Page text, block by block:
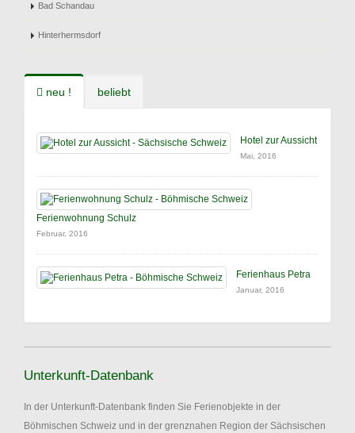
Bad Schandau
Hinterhermsdorf
neu ! beliebt
Hotel zur Aussicht
Mai, 2016
Ferienwohnung Schulz
Februar, 2016
Ferienhaus Petra
Januar, 2016
Unterkunft-Datenbank
In der Unterkunft-Datenbank finden Sie Ferienobjekte in der
Böhmischen Schweiz und in der grenznahen Region der Sächsischen